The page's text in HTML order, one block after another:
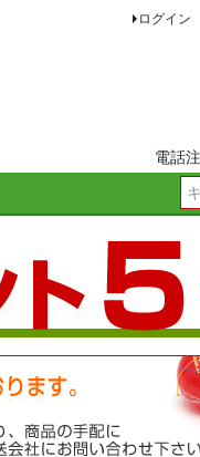
ログイン
電話